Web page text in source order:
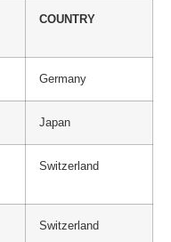
COUNTRY
Germany
Japan
Switzerland
Switzerland